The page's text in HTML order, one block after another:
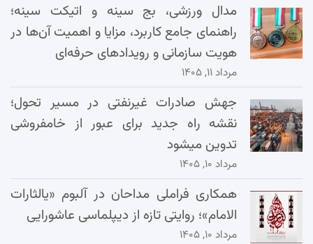
مدال ورزشی، بج سینه و اتیکت سینه؛
راهنمای جامع کاربرد، مزایا و اهمیت آن‌ها در
هویت سازمانی و رویدادهای حرفه‌ای
مرداد ۱۱, ۱۴۰۵
جهش صادرات غیرنفتی در مسیر تحول؛
نقشه راه جدید برای عبور از خامفروشی
تدوین میشود
مرداد ۱۰, ۱۴۰۵
همکاری فراملی مداحان در آلبوم «یالثارات
الامام»؛ روایتی تازه از دیپلماسی عاشورایی
مرداد ۱۰, ۱۴۰۵